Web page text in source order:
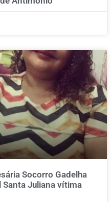
Socorro Gadelha
Santa Juliana vítima